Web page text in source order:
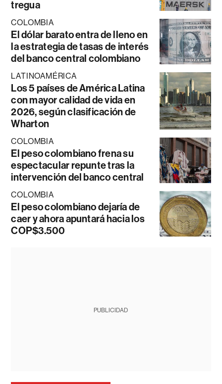
tregua
COLOMBIA
El dólar barato entra de lleno en
la estrategia de tasas de interés
del banco central colombiano
LATINOAMÉRICA
Los 5 países de América Latina
con mayor calidad de vida en
2026, según clasificación de
Wharton
COLOMBIA
El peso colombiano frena su
espectacular repunte tras la
intervención del banco central
COLOMBIA
El peso colombiano dejaría de
caer y ahora apuntará hacia los
COP$3.500
PUBLICIDAD